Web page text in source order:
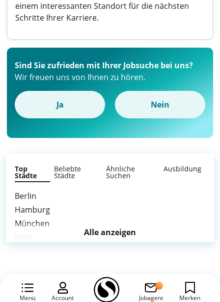
einem interessanten Standort für die nächsten
Schritte Ihrer Karriere.
Menü Account Jobagent Merken
Sind Sie zufrieden mit Ihrer Jobsuche bei uns?
Wir freuen uns von Ihnen zu hören.
Ja Nein
Top
Städte
Beliebte
Städte
Ähnliche
Suchen
Ausbildung
Berlin
Hamburg
München
Leipzig
Alle anzeigen